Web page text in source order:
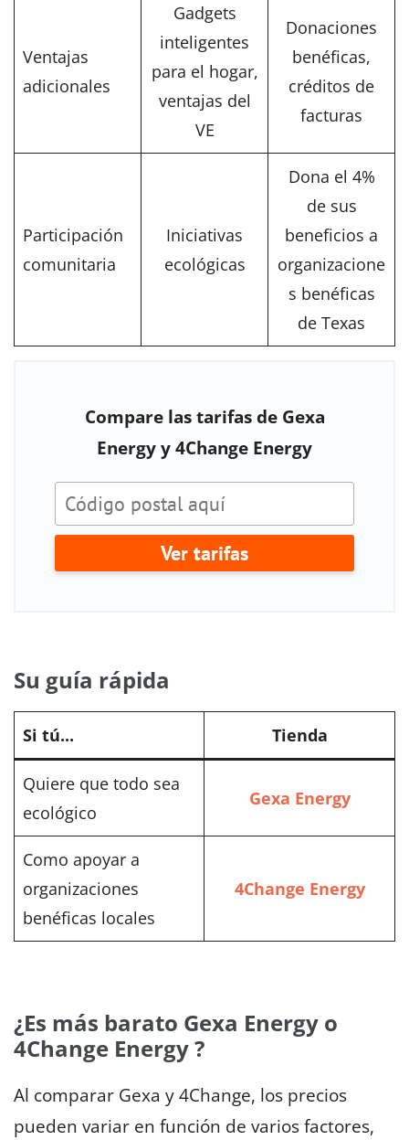
Ventajas
adicionales
Gadgets
inteligentes
para el hogar,
ventajas del
VE
Donaciones
benéficas,
créditos de
facturas
Participación
comunitaria
Iniciativas
ecológicas
Dona el 4%
de sus
beneficios a
organizacione
s benéficas
de Texas
Compare las tarifas de Gexa
Energy y 4Change Energy
Ver tarifas
Su guía rápida
Si tú... Tienda
Quiere que todo sea
ecológico
Gexa Energy
Como apoyar a
organizaciones
benéficas locales
4Change Energy
¿Es más barato Gexa Energy o
4Change Energy ?
Al comparar Gexa y 4Change, los precios
pueden variar en función de varios factores,